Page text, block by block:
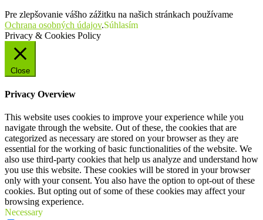
Pre zlepšovanie vášho zážitku na našich stránkach používame
Ochrana osobných údajov.Súhlasím
Privacy & Cookies Policy
Close
Privacy Overview
This website uses cookies to improve your experience while you
navigate through the website. Out of these, the cookies that are
categorized as necessary are stored on your browser as they are
essential for the working of basic functionalities of the website. We
also use third-party cookies that help us analyze and understand how
you use this website. These cookies will be stored in your browser
only with your consent. You also have the option to opt-out of these
cookies. But opting out of some of these cookies may affect your
browsing experience.
Necessary